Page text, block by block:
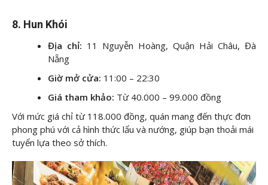
8. Hun Khói
Địa chỉ: 11 Nguyễn Hoàng, Quận Hải Châu, Đà
Nẵng
Giờ mở cửa: 11:00 – 22:30
Giá tham khảo: Từ 40.000 – 99.000 đồng
Với mức giá chỉ từ 118.000 đồng, quán mang đến thực đơn
phong phú với cả hình thức lẩu và nướng, giúp bạn thoải mái
tuyển lựa theo sở thích.